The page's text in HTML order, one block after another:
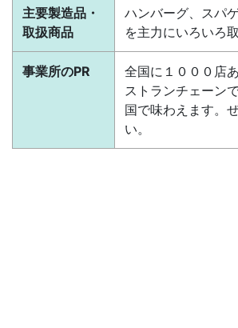
主要製造品・
取扱商品
ハンバーグ、スパ
を主力にいろいろ
事業所のPR
全国に１０００店
ストランチェーン
国で味わえます。
い。